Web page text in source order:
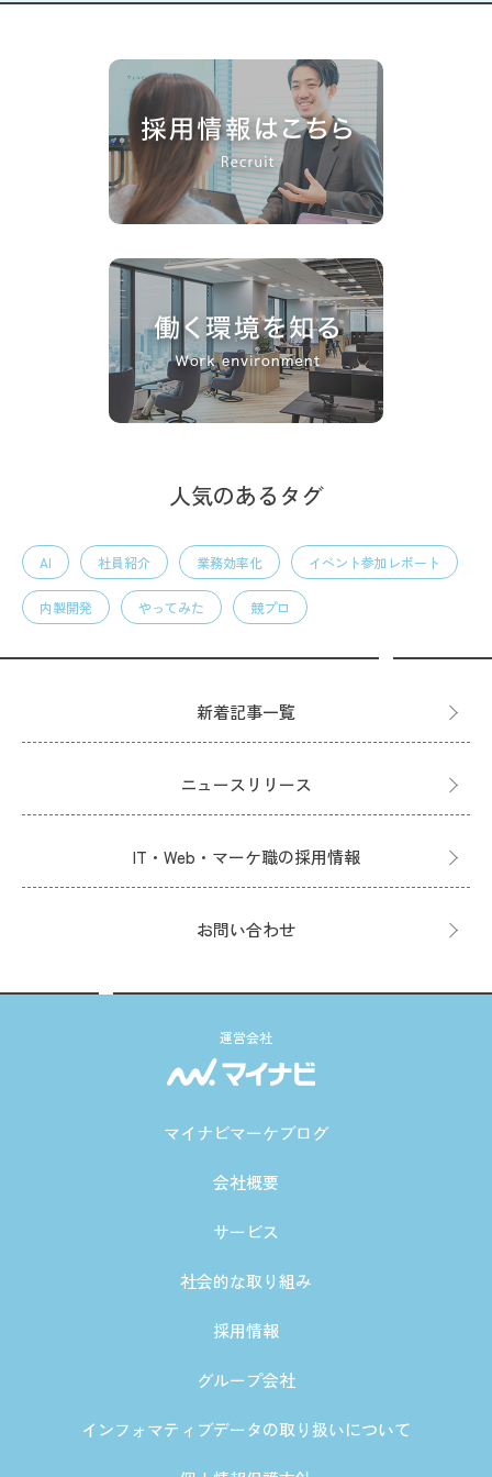
人気のあるタグ
AI 社員紹介 業務効率化 イベント参加レポート
内製開発 やってみた 競プロ
新着記事一覧
ニュースリリース
IT・Web・マーケ職の採用情報
お問い合わせ
運営会社
マイナビマーケブログ
会社概要
サービス
社会的な取り組み
採用情報
グループ会社
インフォマティブデータの取り扱いについて